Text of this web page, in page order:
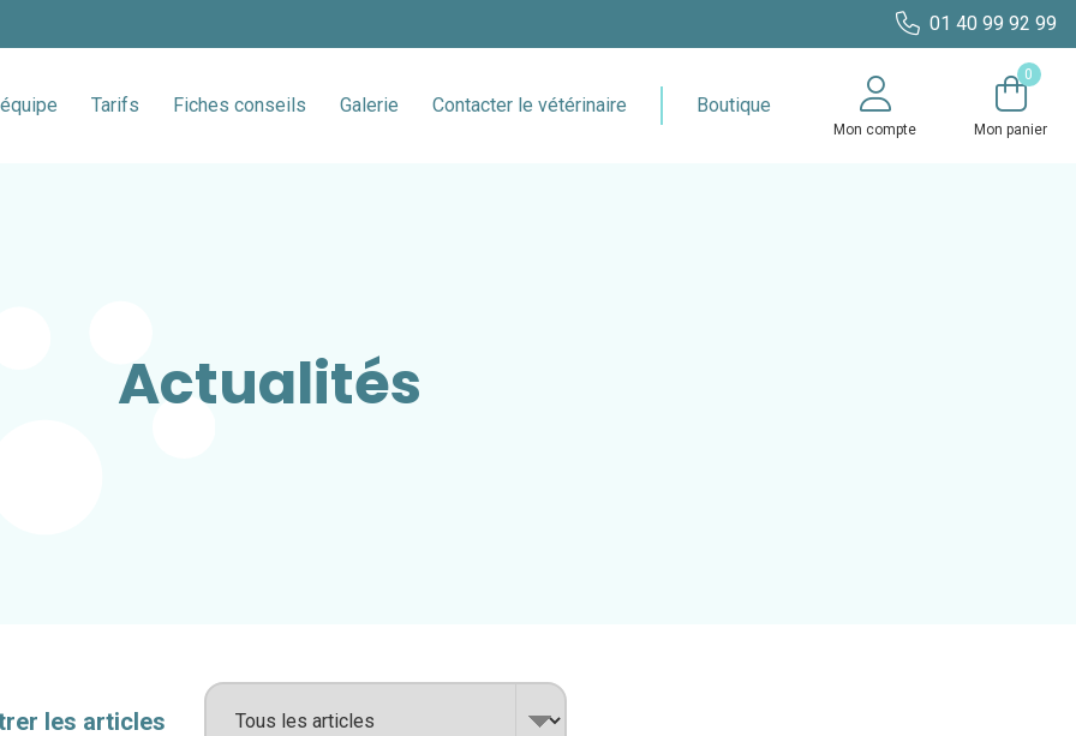
01 40 99 92 99
Tarifs Fiches conseils Galerie Contacter le vétérinaire Boutique
Mon compte
0
Mon panier
Actualités
les articles